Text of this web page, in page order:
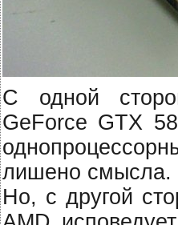
С одной
GeForce GTX
лишено смысла.
Но, с другой